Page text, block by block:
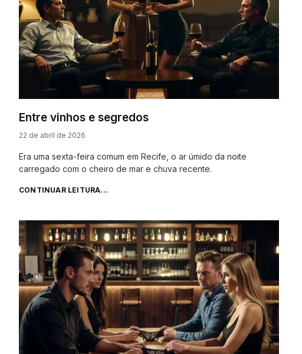
Entre vinhos e segredos
22 de abril de 2026
Era uma sexta-feira comum em Recife, o ar úmido da noite
carregado com o cheiro de mar e chuva recente.
CONTINUAR LEITURA...